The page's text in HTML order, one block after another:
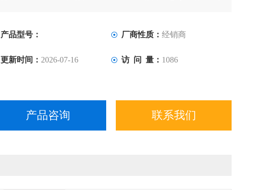
产品型号： 厂商性质： 经销商
更新时间： 2026-07-16 访 问 量： 1086
产品咨询 联系我们